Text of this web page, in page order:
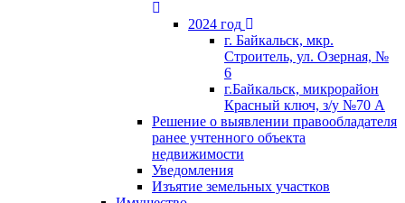
2024 год
г. Байкальск, мкр.
Строитель, ул. Озерная, №
6
г.Байкальск, микрорайон
Красный ключ, з/у №70 А
Решение о выявлении правообладателя
ранее учтенного объекта
недвижимости
Уведомления
Изъятие земельных участков